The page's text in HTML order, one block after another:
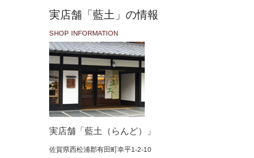
実店舗「藍土」の情報
SHOP INFORMATION
実店舗「藍土（らんど）」
佐賀県西松浦郡有田町幸平1-2-10